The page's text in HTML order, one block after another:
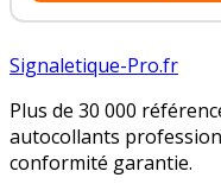
Signaletique-Pro.fr
Plus de 30 000
autocollants
conformité garantie.